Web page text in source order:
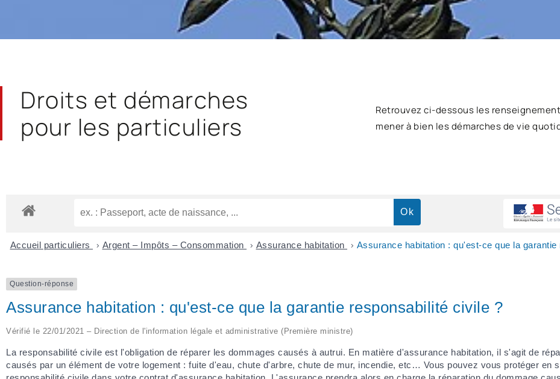
Droits et démarches
pour les particuliers
Retrouvez ci-dessous les
mener à bien les démarches de vie
Accueil particuliers > Argent – Impôts – Consommation > Assurance habitation > Assurance habitation : qu'est-ce que la
Question-réponse
Assurance habitation : qu'est-ce que la garantie responsabilité civile ?
Vérifié le 22/01/2021 – Direction de l'information légale et administrative (Première ministre)
La responsabilité civile est l'obligation de réparer les dommages causés à autrui. En matière d'assurance habitation, il s'agit de
causés par un élément de votre logement : fuite d'eau, chute d'arbre, chute de mur, incendie, etc… Vous pouvez vous protéger en